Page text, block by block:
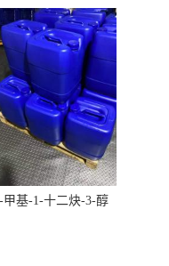
酸羟丁酯）
甲基-1-十二炔-3-醇